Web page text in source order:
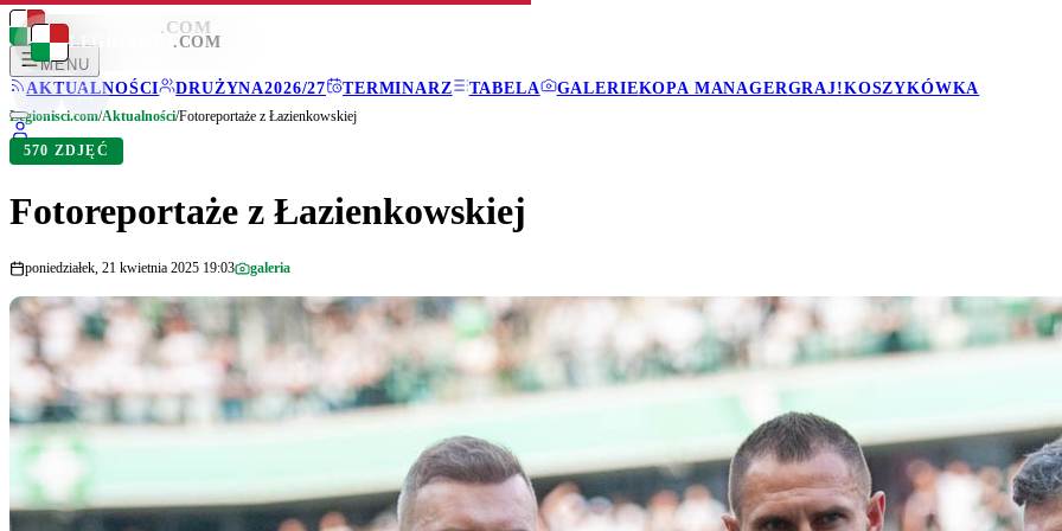
LEGIONISCI .COM
MENU
AKTUALNOŚCI
DRUŻYNA2026/27 TERMINARZ TABELA GALERIEKOPA MANAGERGRAJ!KOSZYKÓWKA
LEGIONISCI .COM
Legionisci.com/Aktualności/Fotoreportaże z Łazienkowskiej
570 ZDJĘĆ
Fotoreportaże z Łazienkowskiej
poniedziałek, 21 kwietnia 2025 19:03 galeria